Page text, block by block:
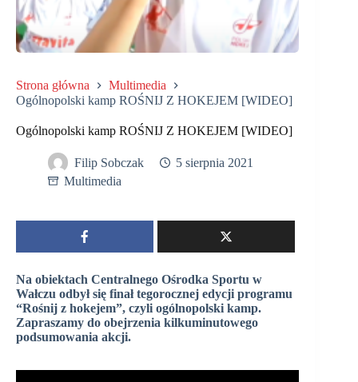
Strona główna
Multimedia
Ogólnopolski kamp ROŚNIJ Z HOKEJEM [WIDEO]
Ogólnopolski kamp ROŚNIJ Z HOKEJEM [WIDEO]
Filip Sobczak
5 sierpnia 2021
Multimedia
Na obiektach Centralnego Ośrodka Sportu w
Wałczu odbył się finał tegorocznej edycji programu
“Rośnij z hokejem”, czyli ogólnopolski kamp.
Zapraszamy do obejrzenia kilkuminutowego
podsumowania akcji.